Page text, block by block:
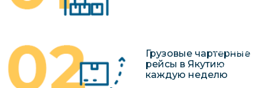
грузов в
Грузовые чартерные
рейсы в Якутию
каждую неделю